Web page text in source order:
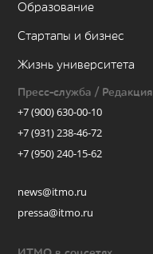
Образование
Стартапы и бизнес
Жизнь университета
Пресс-служба / Редакция
+7 (900) 630-00-10
+7 (931) 238-46-72
+7 (950) 240-15-62
news@itmo.ru
pressa@itmo.ru